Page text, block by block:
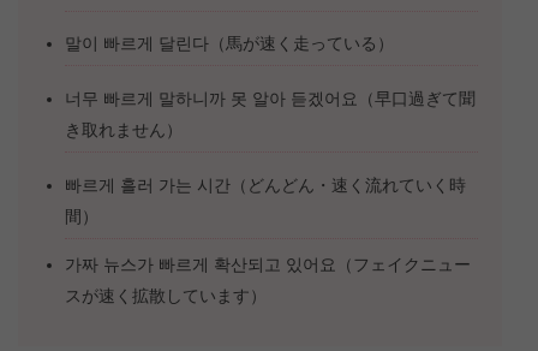
말이 빠르게 달린다（馬が速く走っている）
너무 빠르게 말하니까 못 알아 듣겠어요（早口過ぎて聞
き取れません）
빠르게 흘러 가는 시간（どんどん・速く流れていく時
間）
가짜 뉴스가 빠르게 확산되고 있어요（フェイクニュー
スが速く拡散しています）